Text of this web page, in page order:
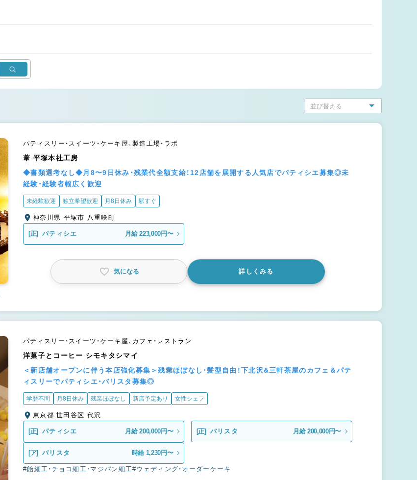
パティスリー・スイーツ・ケーキ屋、製造工場・ラボ
葦 平塚本社工房
◆書類選考なし◆月8〜9日休み・残業代全額支給！12店舗を展開する人気店でパティシエ募集◎未
経験・経験者幅広く歓迎
未経験歓迎 独立希望歓迎 月8日休み 駅すぐ
神奈川県 平塚市 八重咲町
[正] パティシエ 月給 223,000円〜
気になる 詳しくみる
パティスリー・スイーツ・ケーキ屋、カフェ・レストラン
洋菓子とコーヒー シモキタシマイ
＜新店舗オープンに伴う本店強化募集＞残業ほぼなし・髪型自由！下北沢&三軒茶屋のカフェ＆パテ
ィスリーでパティシエ・バリスタ募集◎
学歴不問 月8日休み 残業ほぼなし 新店予定あり 女性シェフ
東京都 世田谷区 代沢
[正] パティシエ 月給 200,000円〜 [正] バリスタ 月給 200,000円〜
[ア] バリスタ 時給 1,230円〜
#飴細工・チョコ細工・マジパン細工#ウェディング・オーダーケーキ